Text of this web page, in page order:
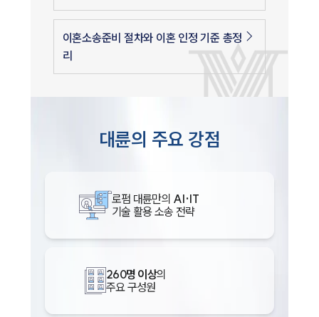
이혼소송준비 절차와 이혼 인정 기준 총정
리
대륜의 주요 강점
로펌 대륜만의 AI·IT
기술 활용 소송 전략
260명 이상의
주요 구성원